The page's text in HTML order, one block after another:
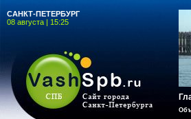
САНКТ-ПЕТЕРБУРГ
08 августа | 15:25